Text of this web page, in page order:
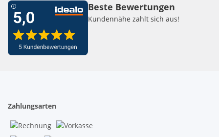
Beste Bewertungen
Kundennähe zahlt sich aus!
Zahlungsarten